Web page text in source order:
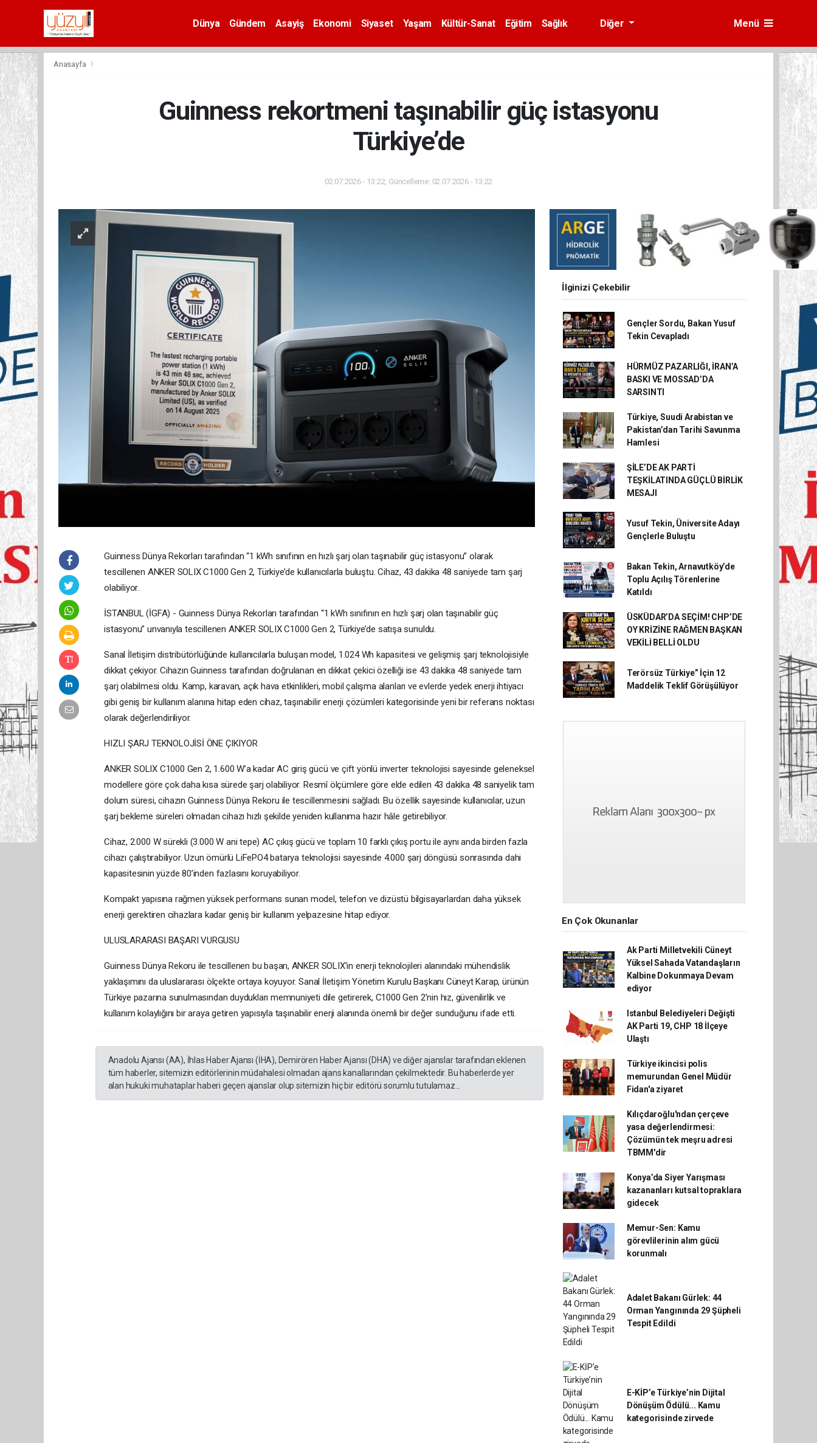
Dünya Gündem Asayiş Ekonomi Siyaset Yaşam Kültür-Sanat Eğitim
Sağlık
Diğer Menü
Anasayfa
Guinness rekortmeni taşınabilir güç istasyonu
Türkiye’de
02.07.2026 - 13:22, Güncelleme: 02.07.2026 - 13:22
Guinness Dünya Rekorları tarafından “1 kWh sınıfının en hızlı şarj olan taşınabilir güç istasyonu” olarak
tescillenen ANKER SOLIX C1000 Gen 2, Türkiye’de kullanıcılarla buluştu. Cihaz, 43 dakika 48 saniyede tam şarj
olabiliyor.
İSTANBUL (İGFA) - Guinness Dünya Rekorları tarafından “1 kWh sınıfının en hızlı şarj olan taşınabilir güç
istasyonu” unvanıyla tescillenen ANKER SOLIX C1000 Gen 2, Türkiye’de satışa sunuldu.
Sanal İletişim distribütörlüğünde kullanıcılarla buluşan model, 1.024 Wh kapasitesi ve gelişmiş şarj teknolojisiyle
dikkat çekiyor. Cihazın Guinness tarafından doğrulanan en dikkat çekici özelliği ise 43 dakika 48 saniyede tam
şarj olabilmesi oldu. Kamp, karavan, açık hava etkinlikleri, mobil çalışma alanları ve evlerde yedek enerji ihtiyacı
gibi geniş bir kullanım alanına hitap eden cihaz, taşınabilir enerji çözümleri kategorisinde yeni bir referans noktası
olarak değerlendiriliyor.
HIZLI ŞARJ TEKNOLOJİSİ ÖNE ÇIKIYOR
ANKER SOLIX C1000 Gen 2, 1.600 W’a kadar AC giriş gücü ve çift yönlü inverter teknolojisi sayesinde geleneksel
modellere göre çok daha kısa sürede şarj olabiliyor. Resmî ölçümlere göre elde edilen 43 dakika 48 saniyelik tam
dolum süresi, cihazın Guinness Dünya Rekoru ile tescillenmesini sağladı. Bu özellik sayesinde kullanıcılar, uzun
şarj bekleme süreleri olmadan cihazı hızlı şekilde yeniden kullanıma hazır hâle getirebiliyor.
Cihaz, 2.000 W sürekli (3.000 W ani tepe) AC çıkış gücü ve toplam 10 farklı çıkış portu ile aynı anda birden fazla
cihazı çalıştırabiliyor. Uzun ömürlü LiFePO4 batarya teknolojisi sayesinde 4.000 şarj döngüsü sonrasında dahi
kapasitesinin yüzde 80’inden fazlasını koruyabiliyor.
Kompakt yapısına rağmen yüksek performans sunan model, telefon ve dizüstü bilgisayarlardan daha yüksek
enerji gerektiren cihazlara kadar geniş bir kullanım yelpazesine hitap ediyor.
ULUSLARARASI BAŞARI VURGUSU
Guinness Dünya Rekoru ile tescillenen bu başarı, ANKER SOLIX’in enerji teknolojileri alanındaki mühendislik
yaklaşımını da uluslararası ölçekte ortaya koyuyor. Sanal İletişim Yönetim Kurulu Başkanı Cüneyt Karap, ürünün
Türkiye pazarına sunulmasından duydukları memnuniyeti dile getirerek, C1000 Gen 2’nin hız, güvenilirlik ve
kullanım kolaylığını bir araya getiren yapısıyla taşınabilir enerji alanında önemli bir değer sunduğunu ifade etti.
Anadolu Ajansı (AA), İhlas Haber Ajansı (İHA), Demirören Haber Ajansı (DHA) ve diğer ajanslar tarafından eklenen
tüm haberler, sitemizin editörlerinin müdahalesi olmadan ajans kanallarından çekilmektedir. Bu haberlerde yer
alan hukuki muhataplar haberi geçen ajanslar olup sitemizin hiç bir editörü sorumlu tutulamaz...
İlginizi Çekebilir
Gençler Sordu, Bakan Yusuf
Tekin Cevapladı
HÜRMÜZ PAZARLIĞI, İRAN’A
BASKI VE MOSSAD’DA
SARSINTI
Türkiye, Suudi Arabistan ve
Pakistan’dan Tarihi Savunma
Hamlesi
ŞİLE’DE AK PARTİ
TEŞKİLATINDA GÜÇLÜ BİRLİK
MESAJI
Yusuf Tekin, Üniversite Adayı
Gençlerle Buluştu
Bakan Tekin, Arnavutköy’de
Toplu Açılış Törenlerine
Katıldı
ÜSKÜDAR’DA SEÇİM! CHP’DE
OY KRİZİNE RAĞMEN BAŞKAN
VEKİLİ BELLİ OLDU
Terörsüz Türkiye” İçin 12
Maddelik Teklif Görüşülüyor
En Çok Okunanlar
Ak Parti Milletvekili Cüneyt
Yüksel Sahada Vatandaşların
Kalbine Dokunmaya Devam
ediyor
Istanbul Belediyeleri Değişti
AK Parti 19, CHP 18 İlçeye
Ulaştı
Türkiye ikincisi polis
memurundan Genel Müdür
Fidan'a ziyaret
Kılıçdaroğlu'ndan çerçeve
yasa değerlendirmesi:
Çözümün tek meşru adresi
TBMM'dir
Konya’da Siyer Yarışması
kazananları kutsal topraklara
gidecek
Memur-Sen: Kamu
görevlilerinin alım gücü
korunmalı
Adalet Bakanı Gürlek: 44
Orman Yangınında 29 Şüpheli
Tespit Edildi
E-KİP’e Türkiye’nin Dijital
Dönüşüm Ödülü... Kamu
kategorisinde zirvede